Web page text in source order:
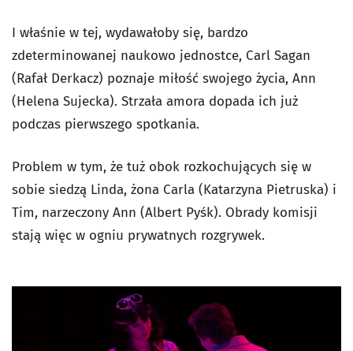
I właśnie w tej, wydawałoby się, bardzo
zdeterminowanej naukowo jednostce, Carl Sagan
(Rafał Derkacz) poznaje miłość swojego życia, Ann
(Helena Sujecka). Strzała amora dopada ich już
podczas pierwszego spotkania.
Problem w tym, że tuż obok rozkochujących się w
sobie siedzą Linda, żona Carla (Katarzyna Pietruska) i
Tim, narzeczony Ann (Albert Pyśk). Obrady komisji
stają więc w ogniu prywatnych rozgrywek.